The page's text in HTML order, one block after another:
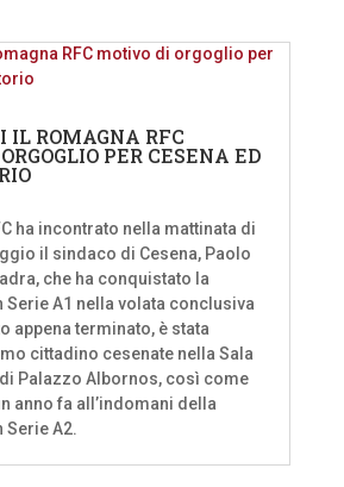
IL ROMAGNA RFC
PER CESENA ED
ha incontrato nella mattinata di
il sindaco di Cesena, Paolo
che ha conquistato la
A1 nella volata conclusiva
appena terminato, è stata
cittadino cesenate nella Sala
Palazzo Albornos, così come
anno fa all’indomani della
A2.